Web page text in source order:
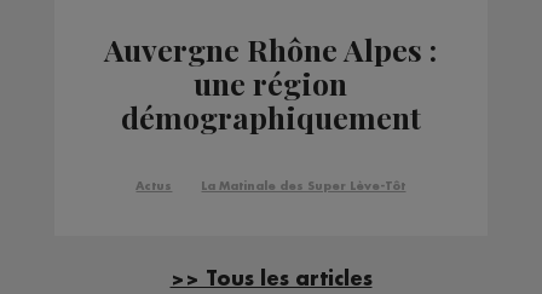
Auvergne Rhône Alpes :
une région
démographiquement
Actus La Matinale des Super Lève-Tôt
>> Tous les articles